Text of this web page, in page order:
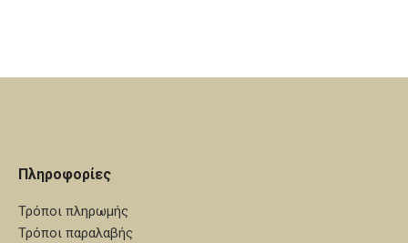
Πληροφορίες
Τρόποι πληρωμής
Τρόποι παραλαβής